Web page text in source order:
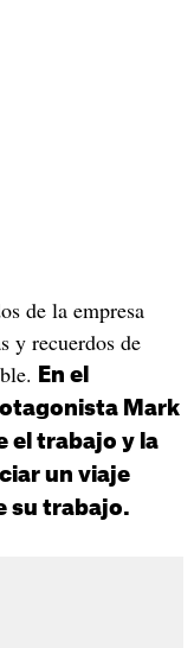
de la empresa
y recuerdos de
En el
Mark
el trabajo y la
un viaje
su trabajo.